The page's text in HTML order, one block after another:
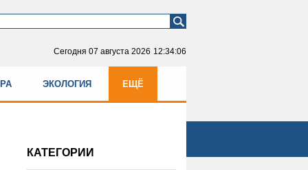
Сегодня 07 августа 2026 12:34:06
ЭКОЛОГИЯ ЕЩЁ
КАТЕГОРИИ